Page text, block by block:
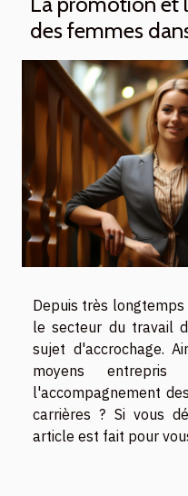
des femmes
Depuis très
le secteur du travail
sujet d'accrochage.
moyens
l'accompagnement
carrières ? Si vous
article est fait pour